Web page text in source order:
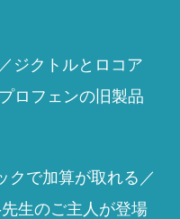
ジクトルとロコア
ロフェンの旧製品
クで加算が取れる／
生のご主人が登場